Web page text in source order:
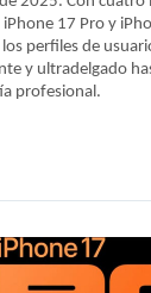
17 Pro y
perfiles de
y ultradelgado
profesional.